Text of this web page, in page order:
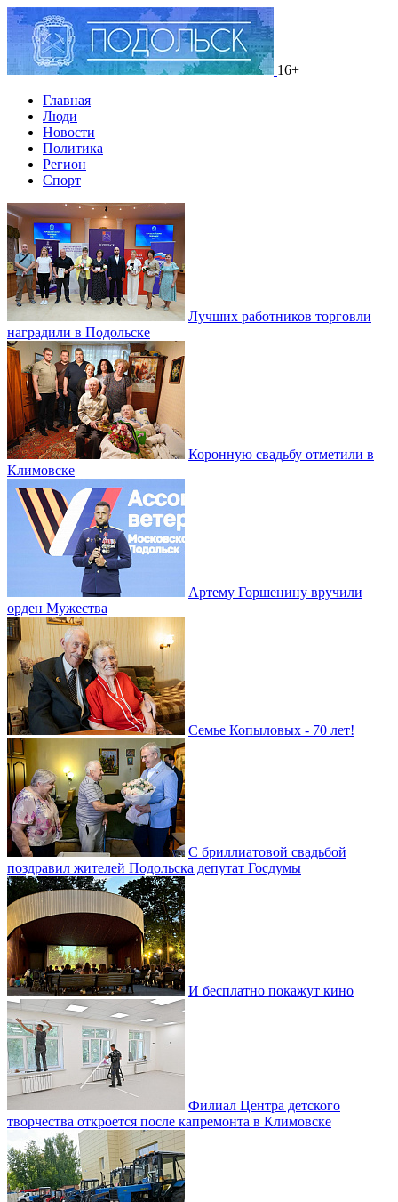
16+
Главная
Люди
Новости
Политика
Регион
Спорт
Лучших работников торговли
наградили в Подольске
Коронную свадьбу отметили в
Климовске
Артему Горшенину вручили
орден Мужества
Семье Копыловых - 70 лет!
С бриллиатовой свадьбой
поздравил жителей Подольска депутат Госдумы
И бесплатно покажут кино
Филиал Центра детского
творчества откроется после капремонта в Климовске